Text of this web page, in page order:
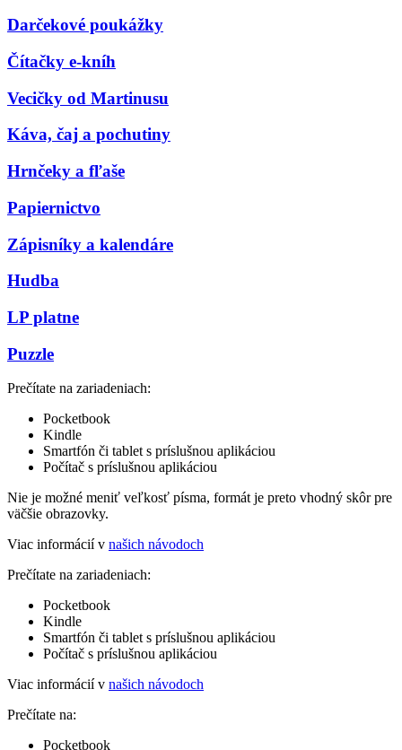
Darčekové poukážky
Čítačky e-kníh
Vecičky od Martinusu
Káva, čaj a pochutiny
Hrnčeky a fľaše
Papiernictvo
Zápisníky a kalendáre
Hudba
LP platne
Puzzle
Prečítate na zariadeniach:
Pocketbook
Kindle
Smartfón či tablet s príslušnou aplikáciou
Počítač s príslušnou aplikáciou
Nie je možné meniť veľkosť písma, formát je preto vhodný skôr pre
väčšie obrazovky.
Viac informácií v našich návodoch
Prečítate na zariadeniach:
Pocketbook
Kindle
Smartfón či tablet s príslušnou aplikáciou
Počítač s príslušnou aplikáciou
Viac informácií v našich návodoch
Prečítate na:
Pocketbook